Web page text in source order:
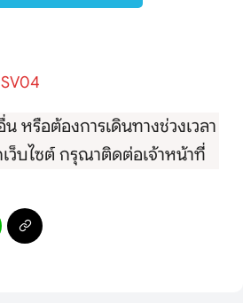
หรือต้องการเดินทางช่วงเวลา
ว็บไซต์ กรุณาติดต่อเจ้าหน้าที่